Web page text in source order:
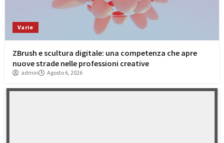
Varie
ZBrush e scultura digitale: una competenza che apre
nuove strade nelle professioni creative
admin Agosto 6, 2026